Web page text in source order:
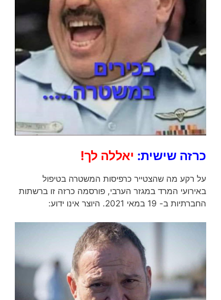
כרזה שישית: יאללה לך!
על רקע מה שהצטייר כרפיסות המשטרה בטיפול
באירועי המרד במגזר הערבי, פורסמה כרזה זו ברשתות
החברתיות ב- 19 במאי 2021. היוצר אינו ידוע: